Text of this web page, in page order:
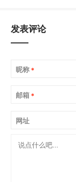
发表评论
昵称 *
邮箱 *
网址